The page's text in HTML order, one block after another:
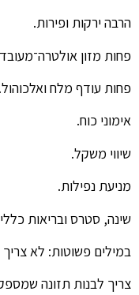
הרבה ירקות ופירות.
פחות מזון
פחות עודף מלח ואלכוהול.
אימוני כוח.
שיווי משקל.
מניעת נפילות.
שינה, סטרס ובריאות
במילים פשוטות: לא
צריך לבנות תזונה